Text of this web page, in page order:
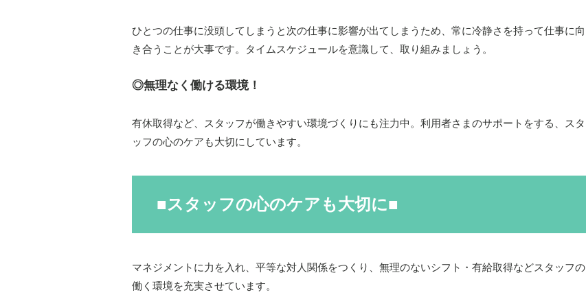
ひとつの仕事に没頭してしまうと次の仕事に影響が出てしまうため、常に冷静さを持って仕事に向
き合うことが大事です。タイムスケジュールを意識して、取り組みましょう。
◎無理なく働ける環境！
有休取得など、スタッフが働きやすい環境づくりにも注力中。利用者さまのサポートをする、スタ
ッフの心のケアも大切にしています。
■スタッフの心のケアも大切に■
マネジメントに力を入れ、平等な対人関係をつくり、無理のないシフト・有給取得などスタッフの
働く環境を充実させています。